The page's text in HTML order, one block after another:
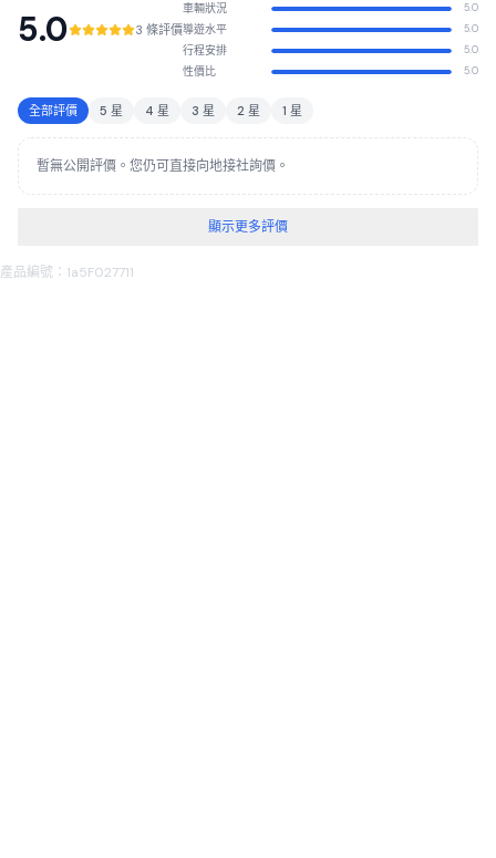
5.0 3 條評價
車輛狀況 5.0
導遊水平 5.0
行程安排 5.0
性價比 5.0
全部評價 5 星 4 星 3 星 2 星 1 星
暫無公開評價。您仍可直接向地接社詢價。
顯示更多評價
產品編號：1a5F027711